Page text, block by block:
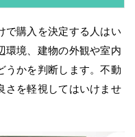
で購入を決定する人はい
環境、建物の外観や室内
うかを判断します。不動
さを軽視してはいけませ